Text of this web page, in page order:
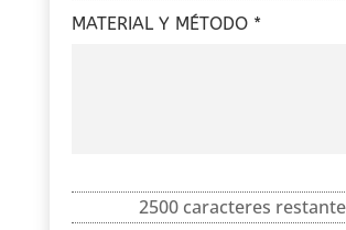
MATERIAL Y MÉTODO *
2500 caracteres